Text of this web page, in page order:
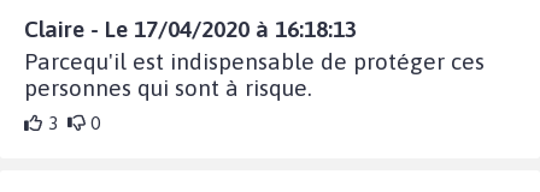
Claire - Le 17/04/2020 à 16:18:13
Parcequ'il est indispensable de protéger ces
personnes qui sont à risque.
3 0